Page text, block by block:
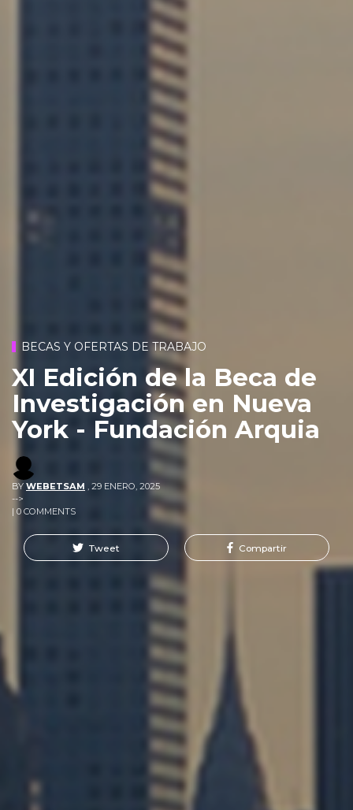
BECAS Y OFERTAS DE TRABAJO
XI Edición de la Beca de
Investigación en Nueva
York - Fundación Arquia
BY WEBETSAM , 29 ENERO, 2025
-->
| 0 COMMENTS
Tweet Compartir